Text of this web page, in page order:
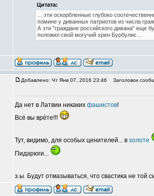
Цитата:
... эти оскорбленные глубоко
помине у диванных патриотов из числа
А эти "граждане российского дивана" еще
положил свой могучий хрен Бурбулис…
Добавлено: Чт Янв 07, 2016 23:46 Заголовок
Да нет в Латвии никаких фашистов!
Всё вы врёте!!!
Тут, видимо, для особых ценителей... в золоте
Пидарюги...
з.ы. Будут отмазываться, что свастика не той